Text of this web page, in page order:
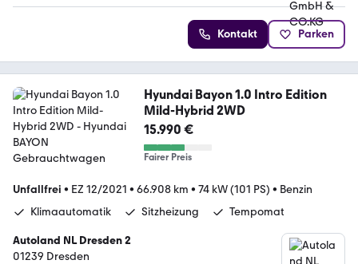
Kontakt Parken
Hyundai Bayon 1.0 Intro Edition
Mild-Hybrid 2WD
15.990 €
Fairer Preis
Unfallfrei • EZ 12/2021 • 66.908 km • 74 kW (101 PS) • Benzin
Klimaautomatik
Sitzheizung Tempomat
Autoland NL Dresden 2
01239 Dresden